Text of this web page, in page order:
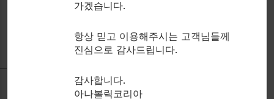
인기 카테고리 제품
가겠습니다.
항상 믿고 이용해주시는 고객님들께
진심으로 감사드립니다.
감사합니다.
아나볼릭코리아